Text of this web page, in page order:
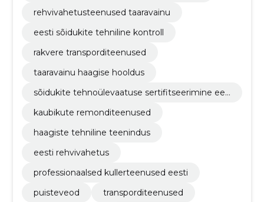
rehvivahetusteenused taaravainu
eesti sõidukite tehniline kontroll
rakvere transporditeenused
taaravainu haagise hooldus
sõidukite tehnoülevaatuse sertifitseerimine ees
kaubikute remonditeenused
haagiste tehniline teenindus
eesti rehvivahetus
professionaalsed kullerteenused eesti
puisteveod
transporditeenused